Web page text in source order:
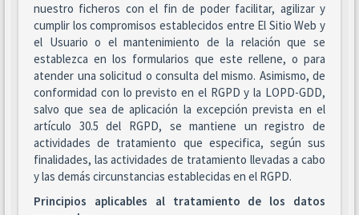
nuestro ficheros con el fin de poder facilitar, agilizar y
cumplir los compromisos establecidos entre El Sitio Web y
el Usuario o el mantenimiento de la relación que se
establezca en los formularios que este rellene, o para
atender una solicitud o consulta del mismo. Asimismo, de
conformidad con lo previsto en el RGPD y la LOPD-GDD,
salvo que sea de aplicación la excepción prevista en el
artículo 30.5 del RGPD, se mantiene un registro de
actividades de tratamiento que especifica, según sus
finalidades, las actividades de tratamiento llevadas a cabo
y las demás circunstancias establecidas en el RGPD.
Principios aplicables al tratamiento de los datos